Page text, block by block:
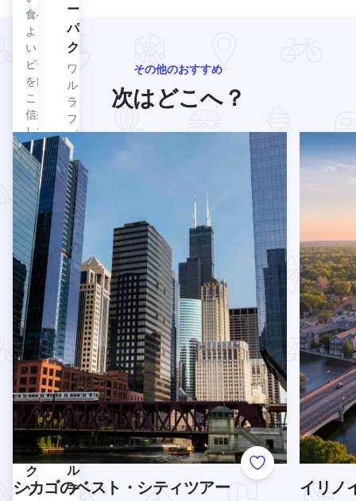
ー・
パー
ク
ワイ
ルド
ライ
フ・
プレ
ーリ
ー・
パー
ク
は、
イリ
ノイ
州原
産の
60種
以上
の動
物を
飼育
する
動物
園で
る。
ル
テ
ルティ植物園を見る
食べて
よりお
いしい
ビール
を飲む
ことを
信条と
してい
る。こ
の2つ
を、歴
史的建
造物を
復元し
た店内
で、家
族向け
の雰囲
気の中
で提供
できる
ことを
誇りに
思って
いる。
デ
ク
ソ
ディクソン墳墓博物館を見る
その他のおすすめ
次はどこへ？
Add to Favorites
シカゴのベスト・シティツアー
シカゴのベスト・シティ・ツアー についてもっと読む
イリノ